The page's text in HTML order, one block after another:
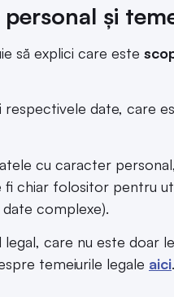
și
să explici care este
respectivele date, care
cu caracter
chiar folositor pentru
complexe).
care nu este doar
temeiurile legale aici.